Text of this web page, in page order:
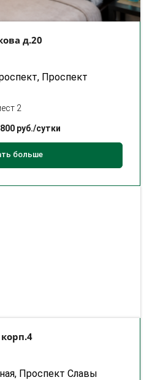
д.20
Проспект
2
руб./сутки
больше
Проспект Славы